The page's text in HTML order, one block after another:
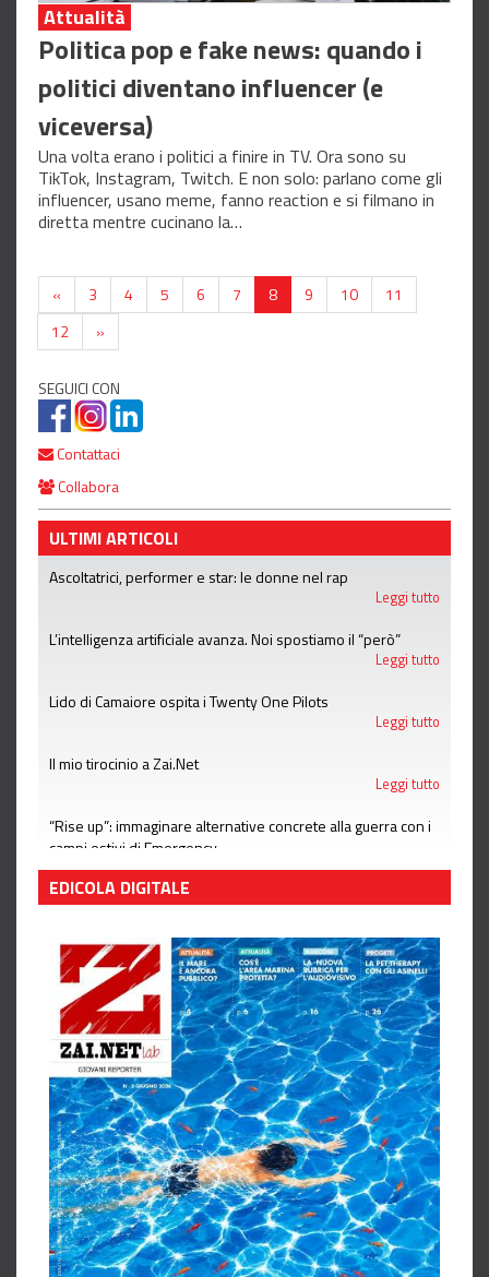
Attualità
Politica pop e fake news: quando i
politici diventano influencer (e
viceversa)
Una volta erano i politici a finire in TV. Ora sono su
TikTok, Instagram, Twitch. E non solo: parlano come gli
influencer, usano meme, fanno reaction e si filmano in
diretta mentre cucinano la…
« 3 4 5 6 7 8 9 10
11
12
»
SEGUICI CON
Contattaci
Collabora
ULTIMI ARTICOLI
Ascoltatrici, performer e star: le donne nel rap
Leggi tutto
L’intelligenza artificiale avanza. Noi spostiamo il “però”
Leggi tutto
Lido di Camaiore ospita i Twenty One Pilots
Leggi tutto
Il mio tirocinio a Zai.Net
Leggi tutto
“Rise up”: immaginare alternative concrete alla guerra con i
campi estivi di Emergency
Leggi tutto
EDICOLA DIGITALE